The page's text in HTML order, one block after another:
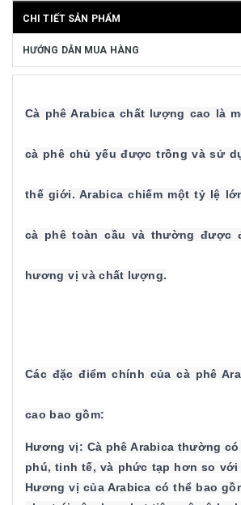
CHI TIẾT SẢN PHẨM
HƯỚNG DẪN MUA HÀNG
Cà phê Arabica chất lượng cao là
cà phê chủ yếu được trồng và sử
thế giới. Arabica chiếm một tỷ lệ
cà phê toàn cầu và thường được
hương vị và chất lượng.
Các đặc điểm chính của cà phê
cao bao gồm:
Hương vị: Cà phê Arabica thường
phú, tinh tế, và phức tạp hơn so với
Hương vị của Arabica có thể bao